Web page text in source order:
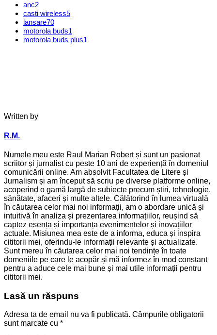
anc2
casti wireless5
lansare70
motorola buds1
motorola buds plus1
Written by
R.M.
Numele meu este Raul Marian Robert și sunt un pasionat
scriitor și jurnalist cu peste 10 ani de experiență în domeniul
comunicării online. Am absolvit Facultatea de Litere și
Jurnalism și am început să scriu pe diverse platforme online,
acoperind o gamă largă de subiecte precum știri, tehnologie,
sănătate, afaceri și multe altele. Călătorind în lumea virtuală
în căutarea celor mai noi informații, am o abordare unică și
intuitivă în analiza și prezentarea informațiilor, reușind să
captez esența și importanța evenimentelor și inovațiilor
actuale. Misiunea mea este de a informa, educa și inspira
cititorii mei, oferindu-le informații relevante și actualizate.
Sunt mereu în căutarea celor mai noi tendințe în toate
domeniile pe care le acopăr și mă informez în mod constant
pentru a aduce cele mai bune și mai utile informații pentru
cititorii mei.
Lasă un răspuns
Adresa ta de email nu va fi publicată. Câmpurile obligatorii
sunt marcate cu *